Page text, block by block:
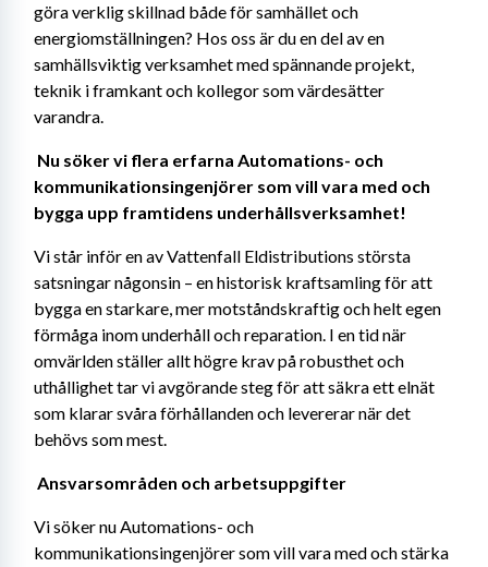
göra verklig skillnad både för samhället och
energiomställningen? Hos oss är du en del av en
samhällsviktig verksamhet med spännande projekt,
teknik i framkant och kollegor som värdesätter
varandra.
Nu söker vi flera erfarna Automations- och
kommunikationsingenjörer som vill vara med och
bygga upp framtidens underhållsverksamhet!
Vi står inför en av Vattenfall Eldistributions största
satsningar någonsin – en historisk kraftsamling för att
bygga en starkare, mer motståndskraftig och helt egen
förmåga inom underhåll och reparation. I en tid när
omvärlden ställer allt högre krav på robusthet och
uthållighet tar vi avgörande steg för att säkra ett elnät
som klarar svåra förhållanden och levererar när det
behövs som mest.
Ansvarsområden och arbetsuppgifter
Vi söker nu Automations- och
kommunikationsingenjörer som vill vara med och stärka